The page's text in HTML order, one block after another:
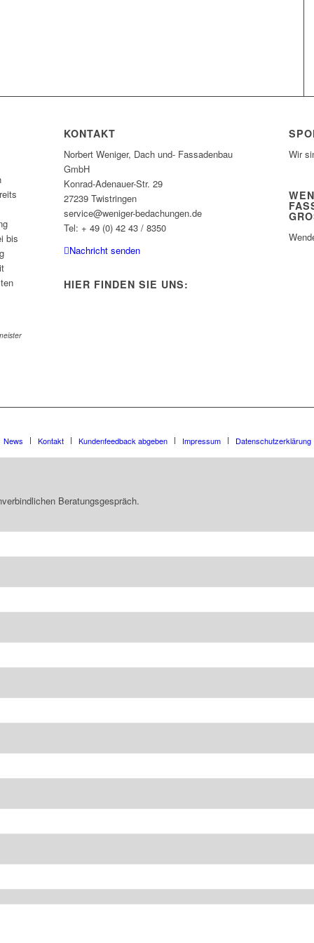
bis
KONTAKT
Norbert Weniger, Dach und- Fassadenbau
GmbH
Konrad-Adenauer-Str. 29
27239 Twistringen
service@weniger-bedachungen.de
Tel: + 49 (0) 42 43 / 8350
Nachricht senden
HIER FINDEN SIE UNS:
Wir
News Kontakt Kundenfeedback abgeben Impressum Datenschutzerklärung
Beratungsgespräch.